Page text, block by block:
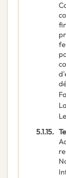
5.1.15.